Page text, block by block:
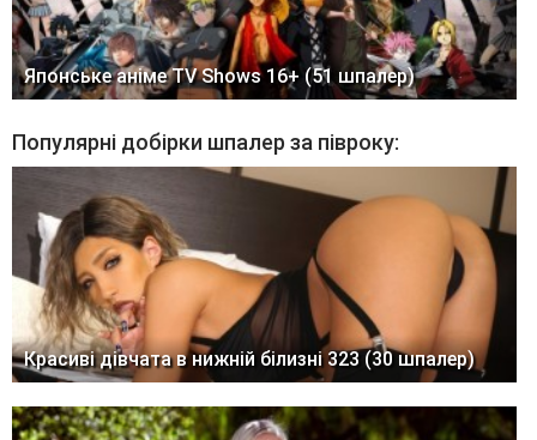
Японське аніме TV Shows 16+ (51 шпалер)
Популярні добірки шпалер за півроку:
Красиві дівчата в нижній білизні 323 (30 шпалер)